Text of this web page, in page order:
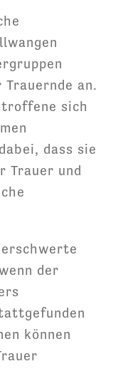
an.
sich
dass sie
Trauer und
der
können